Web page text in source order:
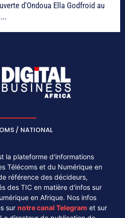
d'Ondoua Ella Godfroid au
/ NATIONAL
la plateforme d'informations
Télécoms et du Numérique en
référence des décideurs,
des TIC en matière d'infos sur
en Afrique. Nos infos
sur notre canal Telegram et sur